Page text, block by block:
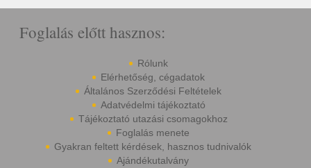
Foglalás előtt hasznos:
Rólunk
Elérhetőség, cégadatok
Általános Szerződési Feltételek
Adatvédelmi tájékoztató
Tájékoztató utazási csomagokhoz
Foglalás menete
Gyakran feltett kérdések, hasznos tudnivalók
Ajándékutalvány